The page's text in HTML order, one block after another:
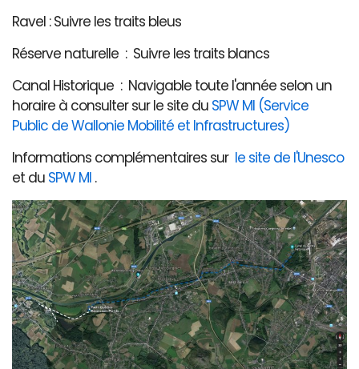
Ravel : Suivre les traits bleus
Réserve naturelle : Suivre les traits blancs
Canal Historique : Navigable toute l'année selon un
horaire à consulter sur le site du SPW MI (Service
Public de Wallonie Mobilité et Infrastructures)
Informations complémentaires sur le site de l'Unesco
et du SPW MI .